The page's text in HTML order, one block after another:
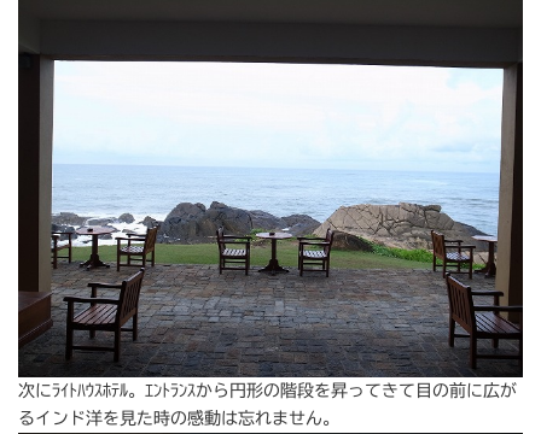
次にﾗｲﾄﾊｳｽﾎﾃﾙ。ｴﾝﾄﾗﾝｽから円形の階段を昇ってきて目の前に広が
るインド洋を見た時の感動は忘れません。